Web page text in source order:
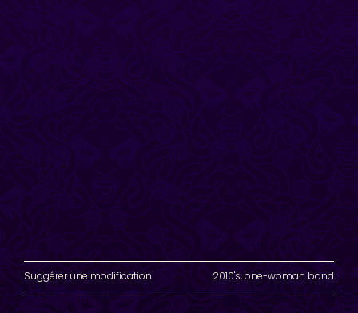
Suggérer une modification 2010's,one-woman band